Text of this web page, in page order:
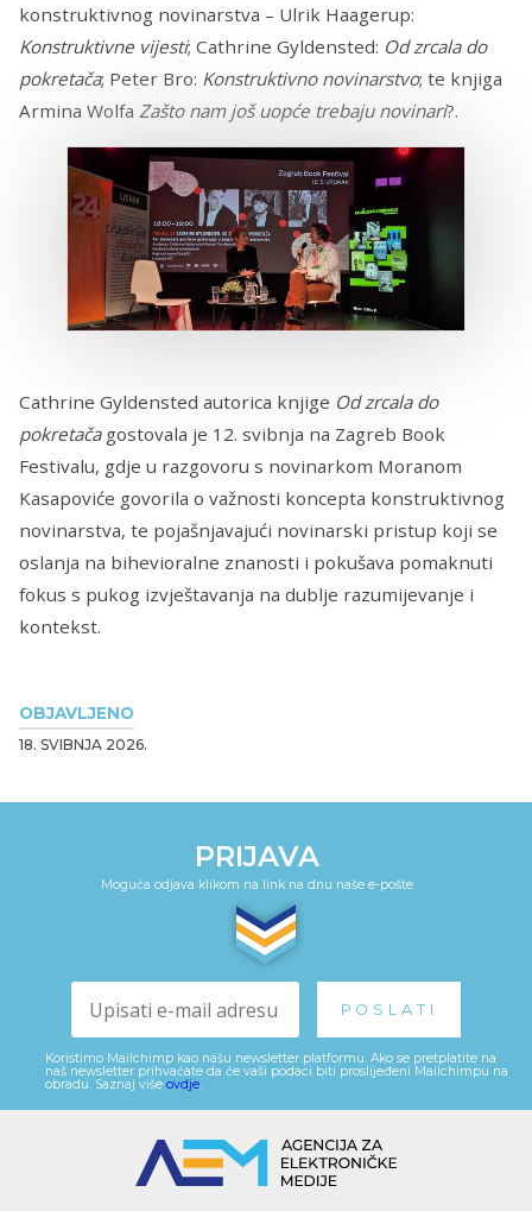
OBJAVLJENO
18. SVIBNJA 2026.
konstruktivnog novinarstva – Ulrik Haagerup:
Konstruktivne vijesti; Cathrine Gyldensted: Od zrcala do
pokretača; Peter Bro: Konstruktivno novinarstvo; te knjiga
Armina Wolfa Zašto nam još uopće trebaju novinari?.
Cathrine Gyldensted autorica knjige Od zrcala do
pokretača gostovala je 12. svibnja na Zagreb Book
Festivalu, gdje u razgovoru s novinarkom Moranom
Kasapoviće govorila o važnosti koncepta konstruktivnog
novinarstva, te pojašnjavajući novinarski pristup koji se
oslanja na bihevioralne znanosti i pokušava pomaknuti
fokus s pukog izvještavanja na dublje razumijevanje i
kontekst.
PRIJAVA
Moguća odjava klikom na link na dnu naše e-pošte
Koristimo Mailchimp kao našu newsletter platformu. Ako se pretplatite na
naš newsletter prihvaćate da će vaši podaci biti proslijeđeni Mailchimpu na
obradu. Saznaj više ovdje.